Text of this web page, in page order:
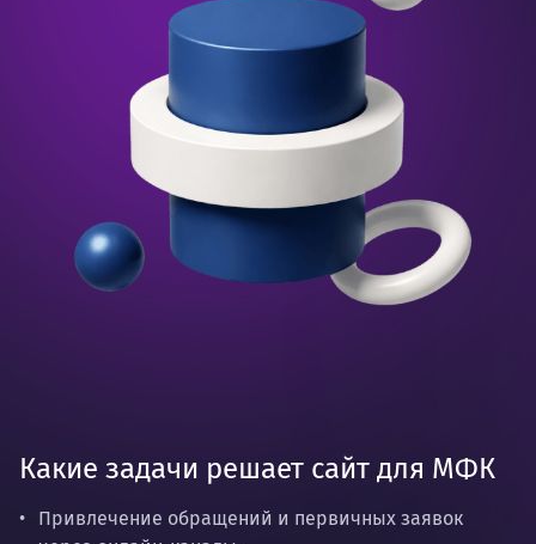
Какие задачи решает сайт для МФК
Привлечение обращений и первичных заявок